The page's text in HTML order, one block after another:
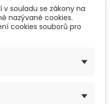
z 1 položek
souladu se zákony na
nazývané cookies.
cookies souborů pro